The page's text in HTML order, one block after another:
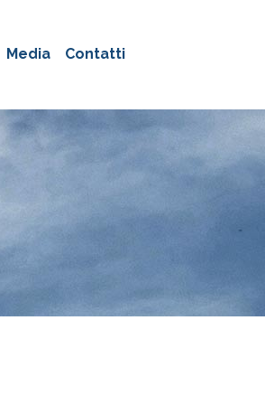
Media Contatti